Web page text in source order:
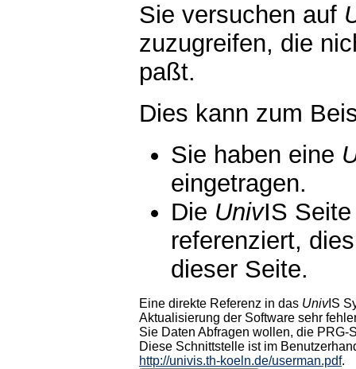
Sie versuchen auf
zuzugreifen, die
paßt.
Dies kann zum
Sie haben eine
eingetragen.
Die UnivIS
referenziert,
dieser Seite.
Eine direkte Referenz in das UnivIS
Aktualisierung der Software sehr
Sie Daten Abfragen wollen, die PRG-
Diese Schnittstelle ist im
http://univis.th-koeln.de/userman.pdf.